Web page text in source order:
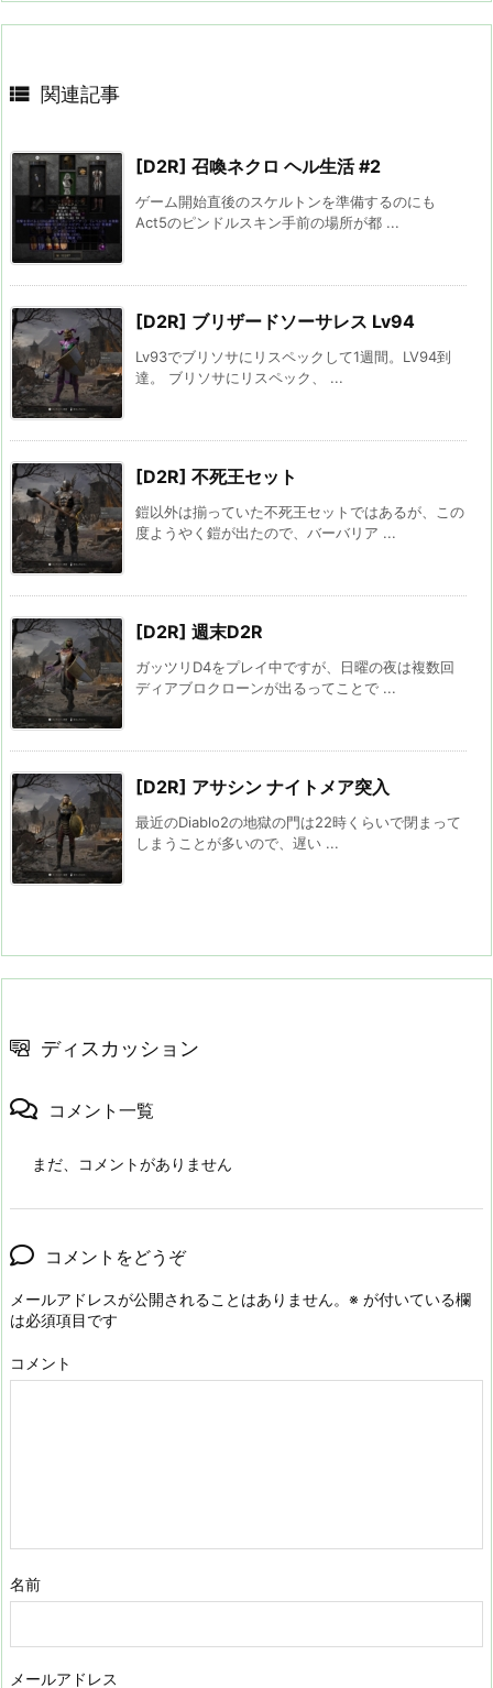
 関連記事
[D2R] 召喚ネクロ ヘル生活 #2
ゲーム開始直後のスケルトンを準備するのにも
Act5のピンドルスキン手前の場所が都 ...
[D2R] ブリザードソーサレス Lv94
Lv93でブリソサにリスペックして1週間。LV94到
達。 ブリソサにリスペック、 ...
[D2R] 不死王セット
鎧以外は揃っていた不死王セットではあるが、この
度ようやく鎧が出たので、バーバリア ...
[D2R] 週末D2R
ガッツリD4をプレイ中ですが、日曜の夜は複数回
ディアブロクローンが出るってことで ...
[D2R] アサシン ナイトメア突入
最近のDiablo2の地獄の門は22時くらいで閉まって
しまうことが多いので、遅い ...
ディスカッション
コメント一覧
まだ、コメントがありません
コメントをどうぞ
メールアドレスが公開されることはありません。 ※ が付いている欄
は必須項目です
コメント
名前
メールアドレス